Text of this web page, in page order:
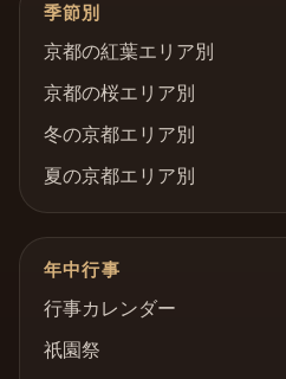
季節別
京都の紅葉エリア別
京都の桜エリア別
冬の京都エリア別
夏の京都エリア別
年中行事
行事カレンダー
祇園祭